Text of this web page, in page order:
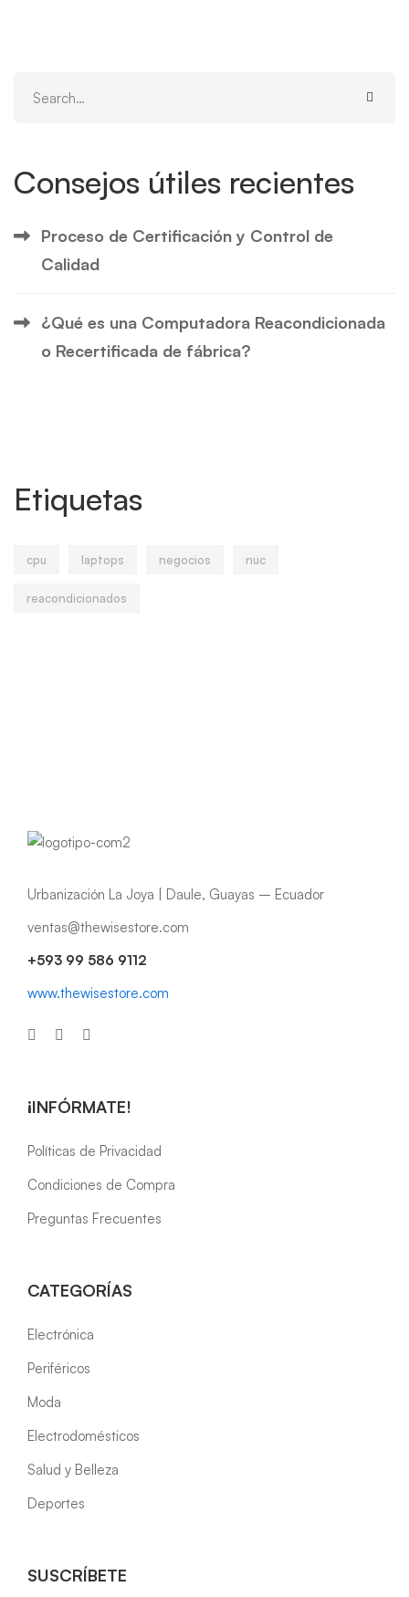
Consejos útiles recientes
Proceso de Certificación y Control de
Calidad
¿Qué es una Computadora Reacondicionada
o Recertificada de fábrica?
Etiquetas
cpu laptops negocios nuc
reacondicionados
Urbanización La Joya | Daule, Guayas – Ecuador
ventas@thewisestore.com
+593 99 586 9112
www.thewisestore.com
¡INFÓRMATE!
Políticas de Privacidad
Condiciones de Compra
Preguntas Frecuentes
CATEGORÍAS
Electrónica
Periféricos
Moda
Electrodomésticos
Salud y Belleza
Deportes
SUSCRÍBETE